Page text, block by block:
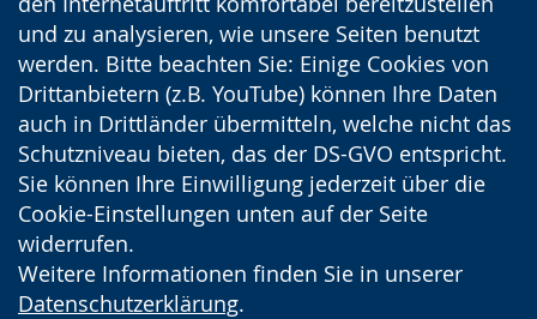
und zu analysieren, wie unsere Seiten benutzt
werden. Bitte beachten Sie: Einige Cookies von
Drittanbietern (z.B. YouTube) können Ihre Daten
auch in Drittländer übermitteln, welche nicht das
Schutzniveau bieten, das der DS-GVO entspricht.
Sie können Ihre Einwilligung jederzeit über die
Cookie-Einstellungen unten auf der Seite
widerrufen.
Weitere Informationen finden Sie in unserer
Datenschutzerklärung.